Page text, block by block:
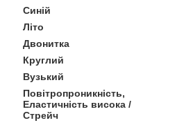
Синій
Літо
Двонитка
Круглий
Вузький
Повітропроникність,
Еластичність висока /
Стрейч